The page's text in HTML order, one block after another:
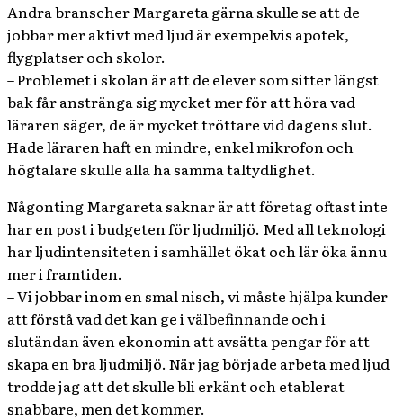
Andra branscher Margareta gärna skulle se att de
jobbar mer aktivt med ljud är exempelvis apotek,
flygplatser och skolor.
– Problemet i skolan är att de elever som sitter längst
bak får anstränga sig mycket mer för att höra vad
läraren säger, de är mycket tröttare vid dagens slut.
Hade läraren haft en mindre, enkel mikrofon och
högtalare skulle alla ha samma taltydlighet.
Någonting Margareta saknar är att företag oftast inte
har en post i budgeten för ljudmiljö. Med all teknologi
har ljudintensiteten i samhället ökat och lär öka ännu
mer i framtiden.
– Vi jobbar inom en smal nisch, vi måste hjälpa kunder
att förstå vad det kan ge i välbefinnande och i
slutändan även ekonomin att avsätta pengar för att
skapa en bra ljudmiljö. När jag började arbeta med ljud
trodde jag att det skulle bli erkänt och etablerat
snabbare, men det kommer.